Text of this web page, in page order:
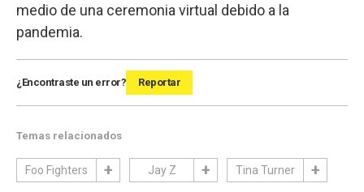
medio de una ceremonia virtual debido a la
pandemia.
¿Encontraste un error? Reportar
Temas relacionados
Foo Fighters Jay Z Tina Turner